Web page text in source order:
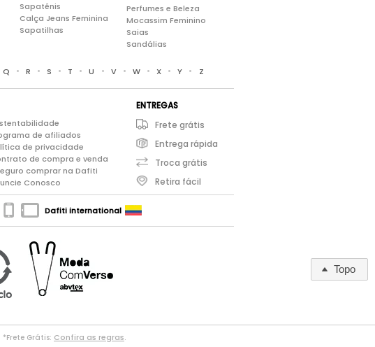
Topo
Sapatênis
Calça Jeans Feminina
Sapatilhas
Perfumes e Beleza
Mocassim Feminino
Saias
Sandálias
Q • R • S • T • U • V • W • X • Y • Z
de afiliados
de privacidade
de compra e venda
comprar na Dafiti
Conosco
ENTREGAS
Frete grátis
Entrega rápida
Troca grátis
Retira fácil
Dafiti international
| *Frete Grátis: Confira as regras.